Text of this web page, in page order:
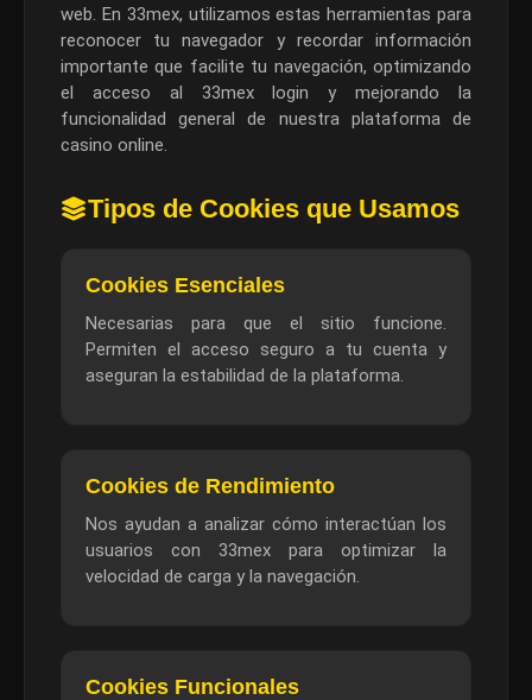
web. En 33mex, utilizamos estas herramientas para
reconocer tu navegador y recordar información
importante que facilite tu navegación, optimizando
el acceso al 33mex login y mejorando la
funcionalidad general de nuestra plataforma de
casino online.
Tipos de Cookies que Usamos
Cookies Esenciales
Necesarias para que el sitio funcione.
Permiten el acceso seguro a tu cuenta y
aseguran la estabilidad de la plataforma.
Cookies de Rendimiento
Nos ayudan a analizar cómo interactúan los
usuarios con 33mex para optimizar la
velocidad de carga y la navegación.
Cookies Funcionales